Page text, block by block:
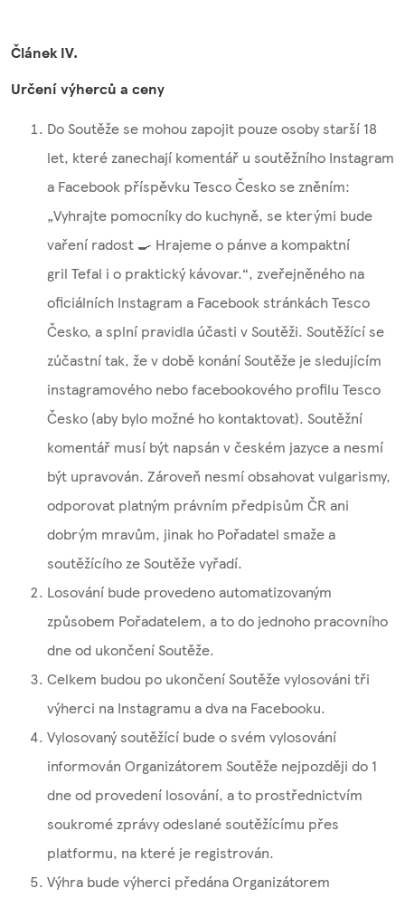
Článek IV.
Určení výherců a ceny
Do Soutěže se mohou zapojit pouze osoby starší 18
let, které zanechají komentář u soutěžního Instagram
a Facebook příspěvku Tesco Česko se zněním:
„Vyhrajte pomocníky do kuchyně, se kterými bude
vaření radost 🍳 Hrajeme o pánve a kompaktní
gril Tefal i o praktický kávovar.“, zveřejněného na
oficiálních Instagram a Facebook stránkách Tesco
Česko, a splní pravidla účasti v Soutěži. Soutěžící se
zúčastní tak, že v době konání Soutěže je sledujícím
instagramového nebo facebookového profilu Tesco
Česko (aby bylo možné ho kontaktovat). Soutěžní
komentář musí být napsán v českém jazyce a nesmí
být upravován. Zároveň nesmí obsahovat vulgarismy,
odporovat platným právním předpisům ČR ani
dobrým mravům, jinak ho Pořadatel smaže a
soutěžícího ze Soutěže vyřadí.
Losování bude provedeno automatizovaným
způsobem Pořadatelem, a to do jednoho pracovního
dne od ukončení Soutěže.
Celkem budou po ukončení Soutěže vylosováni tři
výherci na Instagramu a dva na Facebooku.
Vylosovaný soutěžící bude o svém vylosování
informován ​​Organizátorem Soutěže nejpozději do 1
dne od provedení losování, a to prostřednictvím
soukromé zprávy odeslané soutěžícímu přes
platformu, na které je registrován.
Výhra bude výherci předána Organizátorem